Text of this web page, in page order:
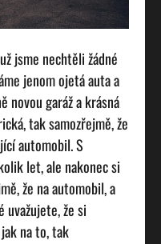
jsme nechtěli žádné
jenom ojetá auta a
novou garáž a krásná
tak samozřejmě, že
automobil. S
let, ale nakonec si
že na automobil, a
uvažujete, že si
na to, tak